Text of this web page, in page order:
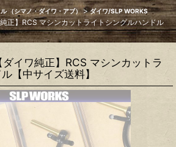
（シマノ・ダイワ・アブ） > ダイワ/SLP WORKS
正】RCS マシンカットライトシングルハンドル
イワ純正】RCS マシンカットラ
【中サイズ送料】